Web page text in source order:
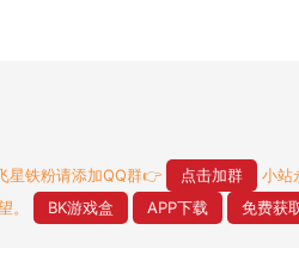
星铁粉请添加QQ群👉 点击加群
小站
。
BK游戏盒 APP下载 免费获